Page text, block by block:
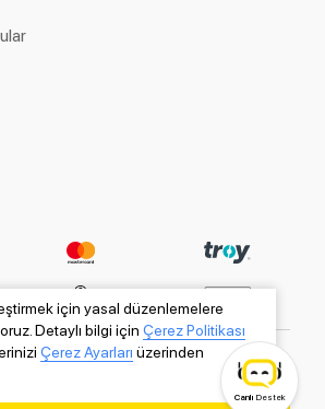
için yasal düzenlemelere
Detaylı bilgi için Çerez Politikası
Çerez Ayarları üzerinden
Canlı Destek